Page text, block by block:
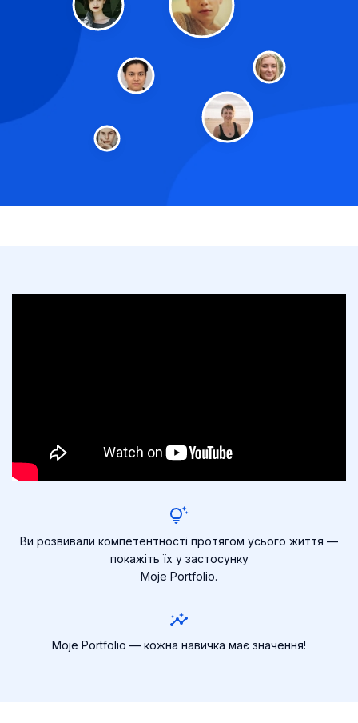
Ви розвивали компетентності протягом усього життя —
покажіть їх у застосунку
Moje Portfolio.
Moje Portfolio — кожна навичка має значення!